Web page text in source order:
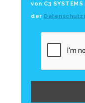
von C3
der